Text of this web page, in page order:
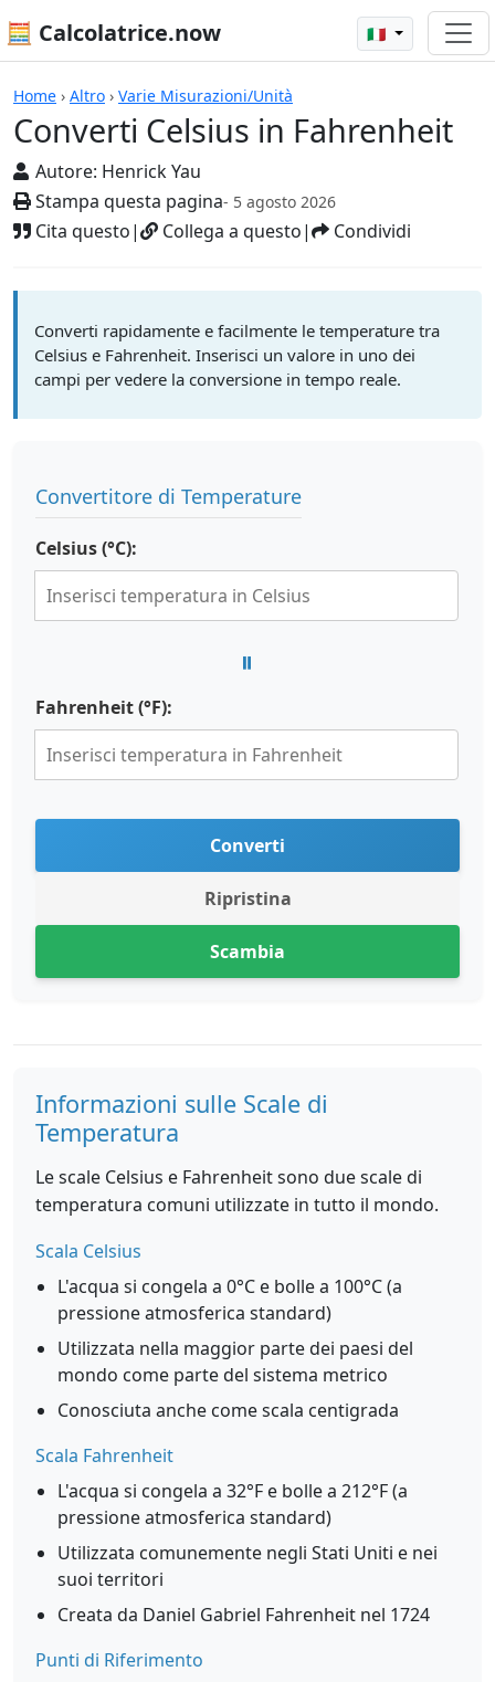
🧮 Calcolatrice.now 🇮🇹
Home › Altro › Varie Misurazioni/Unità
Converti Celsius in Fahrenheit
Autore: Henrick Yau
Stampa questa pagina- 5 agosto 2026
Cita questo| Collega a questo| Condividi
Calcolatrici
Converti rapidamente e facilmente le temperature tra
Celsius e Fahrenheit. Inserisci un valore in uno dei
campi per vedere la conversione in tempo reale.
Convertitore di Temperature
Celsius (°C):
Fahrenheit (°F):
Converti
Ripristina
Scambia
Informazioni sulle Scale di
Temperatura
Le scale Celsius e Fahrenheit sono due scale di
temperatura comuni utilizzate in tutto il mondo.
Scala Celsius
L'acqua si congela a 0°C e bolle a 100°C (a
pressione atmosferica standard)
Utilizzata nella maggior parte dei paesi del
mondo come parte del sistema metrico
Conosciuta anche come scala centigrada
Scala Fahrenheit
L'acqua si congela a 32°F e bolle a 212°F (a
pressione atmosferica standard)
Utilizzata comunemente negli Stati Uniti e nei
suoi territori
Creata da Daniel Gabriel Fahrenheit nel 1724
Punti di Riferimento